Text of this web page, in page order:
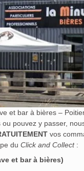
et bar à bières –
pouvez y passer,
vos
du Click and Collect:
et bar à bières)